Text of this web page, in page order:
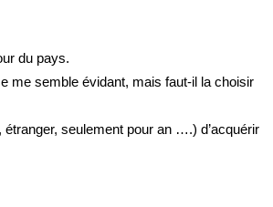
du pays.
me semble évidant, mais faut-il la choisir
étranger, seulement pour an ….) d’acquérir